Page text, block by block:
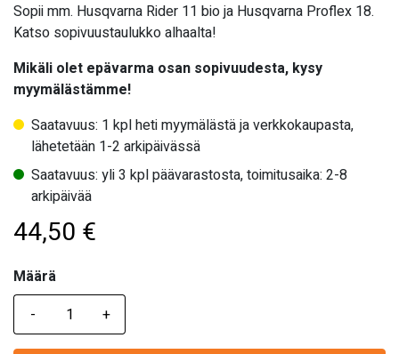
Sopii mm. Husqvarna Rider 11 bio ja Husqvarna Proflex 18.
Katso sopivuustaulukko alhaalta!
Mikäli olet epävarma osan sopivuudesta, kysy
myymälästämme!
Saatavuus: 1 kpl heti myymälästä ja verkkokaupasta,
lähetetään 1-2 arkipäivässä
Saatavuus: yli 3 kpl päävarastosta, toimitusaika: 2-8
arkipäivää
44,50 €
Määrä
Määrä